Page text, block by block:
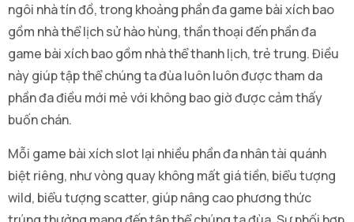
ngôi nhà tín đồ, trong khoảng phần đa game bài xích bao
gồm nhà thể lịch sử hào hùng, thần thoại đến phần đa
game bài xích bao gồm nhà thể thanh lịch, trẻ trung. Điều
này giúp tập thể chúng ta đùa luôn luôn được tham da
phần đa điều mới mẻ với không bao giờ được cảm thấy
buốn chán.
Mỗi game bài xích slot lại nhiều phần đa nhân tài quánh
biệt riêng, như vòng quay không mất giá tiền, biểu tượng
wild, biểu tượng scatter, giúp nâng cao phương thức